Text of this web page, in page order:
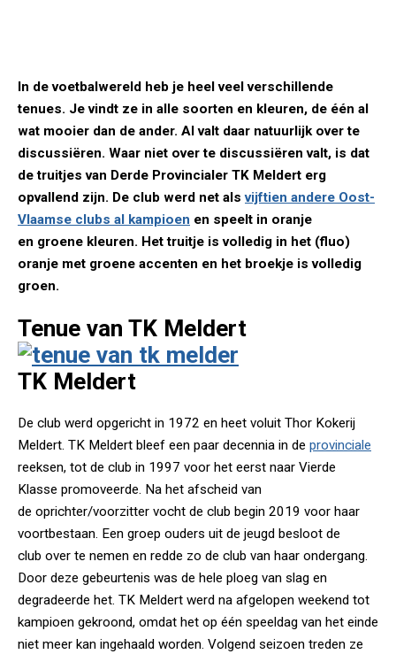
In de voetbalwereld heb je heel veel verschillende
tenues. Je vindt ze in alle soorten en kleuren, de één al
wat mooier dan de ander. Al valt daar natuurlijk over te
discussiëren. Waar niet over te discussiëren valt, is dat
de truitjes van Derde Provincialer TK Meldert erg
opvallend zijn. De club werd net alsvijftien andere Oost-
Vlaamse clubs al kampioen en speelt in oranje
en groene kleuren. Het truitje is volledig in het (fluo)
oranje met groene accenten en het broekje is volledig
groen.
Tenue van TK Meldert
TK Meldert
De club werd opgericht in 1972 en heet voluit Thor Kokerij
Meldert. TK Meldert bleef een paar decennia in de provinciale
reeksen, tot de club in 1997 voor het eerst naar Vierde
Klasse promoveerde. Na het afscheid van
de oprichter/voorzitter vocht de club begin 2019 voor haar
voortbestaan. Een groep ouders uit de jeugd besloot de
club over te nemen en redde zo de club van haar ondergang.
Door deze gebeurtenis was de hele ploeg van slag en
degradeerde het. TK Meldert werd na afgelopen weekend tot
kampioen gekroond, omdat het op één speeldag van het einde
niet meer kan ingehaald worden. Volgend seizoen treden ze